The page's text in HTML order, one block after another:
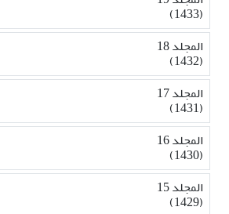
(1433)
المجلد 18
(1432)
المجلد 17
(1431)
المجلد 16
(1430)
المجلد 15
(1429)